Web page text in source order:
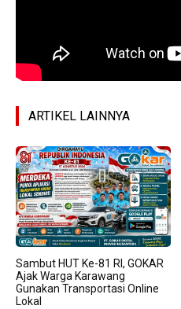
ARTIKEL LAINNYA
Sambut HUT Ke-81 RI, GOKAR
Ajak Warga Karawang
Gunakan Transportasi Online
Lokal